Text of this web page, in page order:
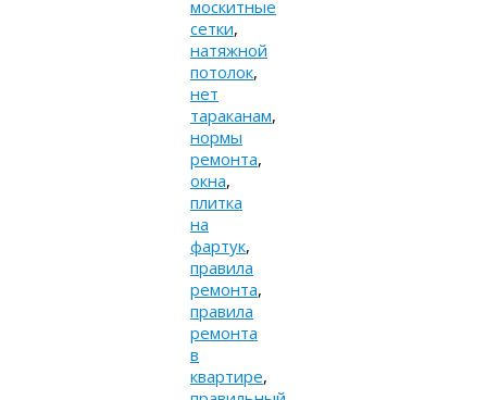
москитные
сетки,
натяжной
потолок,
нет
тараканам,
нормы
ремонта,
окна,
плитка
на
фартук,
правила
ремонта,
правила
ремонта
в
квартире,